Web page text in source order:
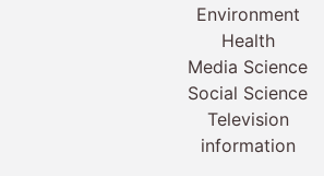
Environment
Health
Media Science
Social Science
Television
information